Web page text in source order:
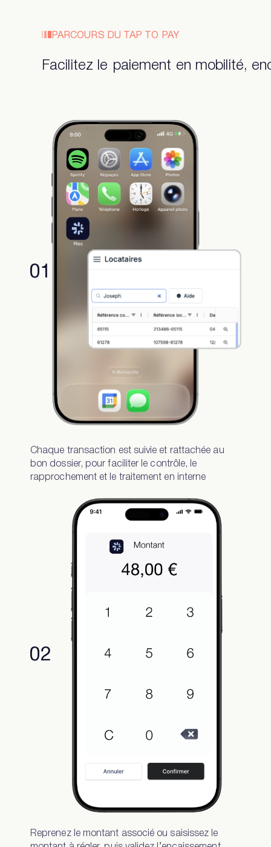
PARCOURS DU TAP TO PAY
Facilitez le paiement en mobilité,
01
Chaque transaction est suivie et rattachée au
bon dossier, pour faciliter le contrôle, le
rapprochement et le traitement en interne
02
Reprenez le montant associé ou saisissez le